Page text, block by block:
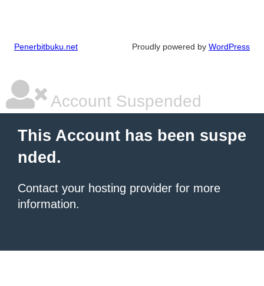
Penerbitbuku.net Proudly powered by WordPress
Account Suspended
This Account has been suspe
nded.
Contact your hosting provider for more
information.